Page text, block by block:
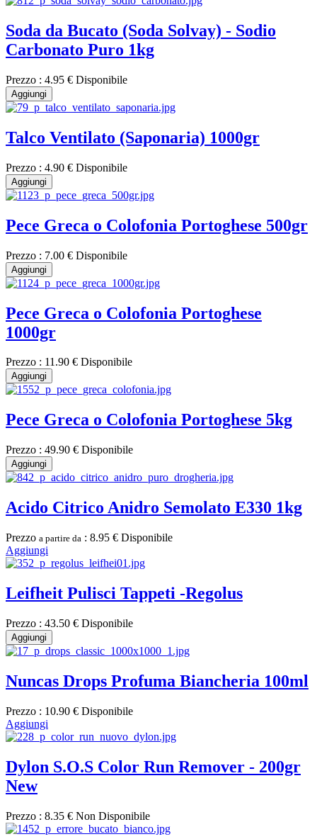
Soda da Bucato (Soda Solvay) - Sodio
Carbonato Puro 1kg
Prezzo : 4.95 € Disponibile
Aggiungi
Talco Ventilato (Saponaria) 1000gr
Prezzo : 4.90 € Disponibile
Aggiungi
Pece Greca o Colofonia Portoghese 500gr
Prezzo : 7.00 € Disponibile
Aggiungi
Pece Greca o Colofonia Portoghese
1000gr
Prezzo : 11.90 € Disponibile
Aggiungi
Pece Greca o Colofonia Portoghese 5kg
Prezzo : 49.90 € Disponibile
Aggiungi
Acido Citrico Anidro Semolato E330 1kg
Prezzo a partire da : 8.95 € Disponibile
Aggiungi
Leifheit Pulisci Tappeti -Regolus
Prezzo : 43.50 € Disponibile
Aggiungi
Nuncas Drops Profuma Biancheria 100ml
Prezzo : 10.90 € Disponibile
Aggiungi
Dylon S.O.S Color Run Remover - 200gr
New
Prezzo : 8.35 € Non Disponibile